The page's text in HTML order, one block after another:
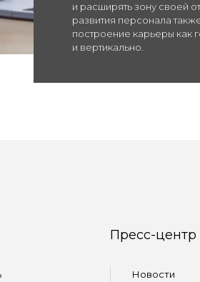
и расширять зону своей
развития персонала
построение карьеры как
и вертикально.
Пресс-центр
Новости